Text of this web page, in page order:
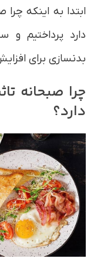
ابتدا به اینکه
دارد پرداختیم
بدنسازی برای
چرا صبحانه
دارد؟